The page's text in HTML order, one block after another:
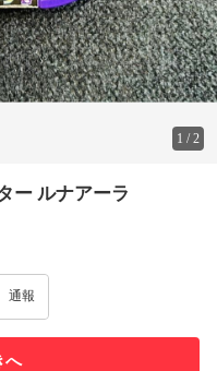
1 /2
ー ルナアーラ
通報
へ